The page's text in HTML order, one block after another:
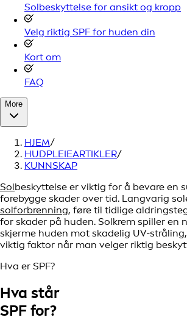
Solbeskyttelse for ansikt og kropp
Velg riktig SPF for huden din
Kort om
FAQ
More
HJEM/
HUDPLEIEARTIKLER/
KUNNSKAP
Solbeskyttelse er viktig for å bevare en
forebygge skader over tid. Langvarig
solforbrenning, føre til tidlige
for skader på huden. Solkrem spiller en
skjerme huden mot skadelig UV-stråling,
viktig faktor når man velger riktig
Hva er SPF?
Hva står
SPF for?